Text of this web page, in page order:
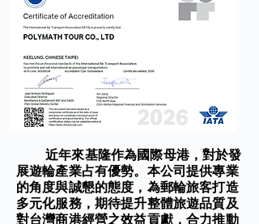
近年來基隆作為國際母港，對於發
展遊輪產業占有優勢。本公司提供專業
的角度與誠懇的態度，為郵輪旅客打造
多元化服務，期待提升整體旅遊品質及
對台灣商港經營之效益貢獻，合力推動